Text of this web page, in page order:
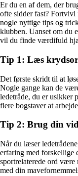
Er du en af dem, der
ofte sidder fast?
nogle nyttige tips og
klubben. Uanset om du
vil du finde værdifuld
Tip 1: Læs
Det første skridt til at
Nogle gange kan de
ledetråde, du er usikker
flere bogstaver at
Tip 2: Brug din
Når du læser
erfaring med forskellige
sportrelaterede ord være
med din